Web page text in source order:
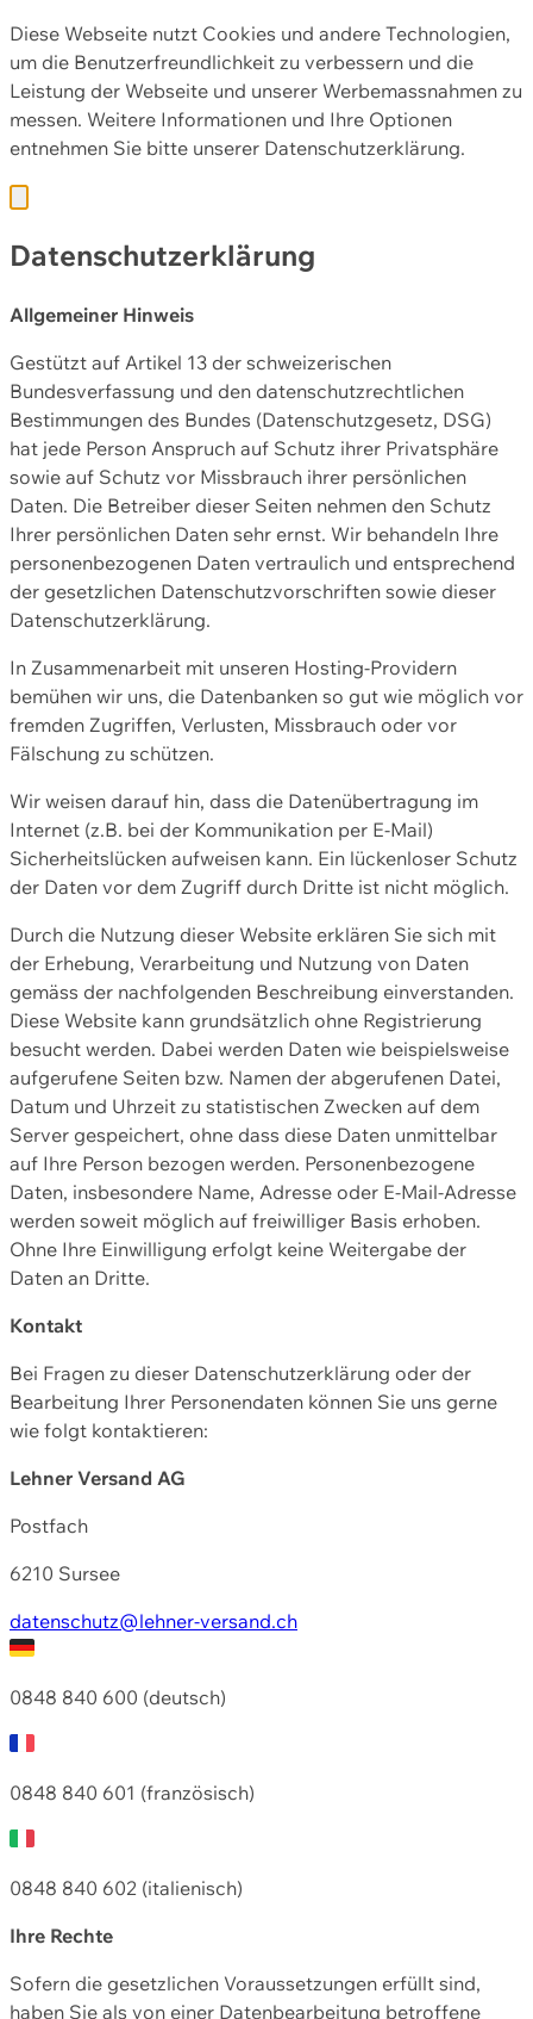
Diese Webseite nutzt Cookies und andere Technologien,
um die Benutzerfreundlichkeit zu verbessern und die
Leistung der Webseite und unserer Werbemassnahmen zu
messen. Weitere Informationen und Ihre Optionen
entnehmen Sie bitte unserer Datenschutzerklärung.
Datenschutzerklärung
Allgemeiner Hinweis
Gestützt auf Artikel 13 der schweizerischen
Bundesverfassung und den datenschutzrechtlichen
Bestimmungen des Bundes (Datenschutzgesetz, DSG)
hat jede Person Anspruch auf Schutz ihrer Privatsphäre
sowie auf Schutz vor Missbrauch ihrer persönlichen
Daten. Die Betreiber dieser Seiten nehmen den Schutz
Ihrer persönlichen Daten sehr ernst. Wir behandeln Ihre
personenbezogenen Daten vertraulich und entsprechend
der gesetzlichen Datenschutzvorschriften sowie dieser
Datenschutzerklärung.
In Zusammenarbeit mit unseren Hosting-Providern
bemühen wir uns, die Datenbanken so gut wie möglich vor
fremden Zugriffen, Verlusten, Missbrauch oder vor
Fälschung zu schützen.
Wir weisen darauf hin, dass die Datenübertragung im
Internet (z.B. bei der Kommunikation per E-Mail)
Sicherheitslücken aufweisen kann. Ein lückenloser Schutz
der Daten vor dem Zugriff durch Dritte ist nicht möglich.
Durch die Nutzung dieser Website erklären Sie sich mit
der Erhebung, Verarbeitung und Nutzung von Daten
gemäss der nachfolgenden Beschreibung einverstanden.
Diese Website kann grundsätzlich ohne Registrierung
besucht werden. Dabei werden Daten wie beispielsweise
aufgerufene Seiten bzw. Namen der abgerufenen Datei,
Datum und Uhrzeit zu statistischen Zwecken auf dem
Server gespeichert, ohne dass diese Daten unmittelbar
auf Ihre Person bezogen werden. Personenbezogene
Daten, insbesondere Name, Adresse oder E-Mail-Adresse
werden soweit möglich auf freiwilliger Basis erhoben.
Ohne Ihre Einwilligung erfolgt keine Weitergabe der
Daten an Dritte.
Kontakt
Bei Fragen zu dieser Datenschutzerklärung oder der
Bearbeitung Ihrer Personendaten können Sie uns gerne
wie folgt kontaktieren:
Lehner Versand AG
Postfach
6210 Sursee
datenschutz@lehner-versand.ch
0848 840 600 (deutsch)
0848 840 601 (französisch)
0848 840 602 (italienisch)
Ihre Rechte
Sofern die gesetzlichen Voraussetzungen erfüllt sind,
haben Sie als von einer Datenbearbeitung betroffene